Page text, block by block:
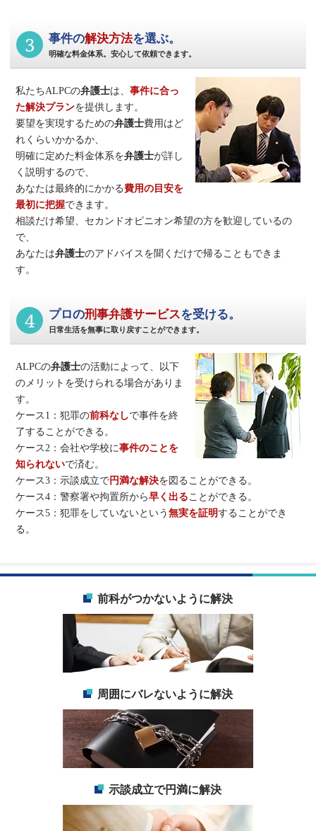
前科がつかないように解決
周囲にバレないように解決
示談成立で円満に解決
3 事件の解決方法を選ぶ。
明確な料金体系。安心して依頼できます。
私たちALPCの弁護士は、事件に合っ
た解決プランを提供します。
要望を実現するための弁護士費用はど
れくらいかかるか、
明確に定めた料金体系を弁護士が詳し
く説明するので、
あなたは最終的にかかる費用の目安を
最初に把握できます。
相談だけ希望、セカンドオピニオン希望の方を歓迎しているの
で、
あなたは弁護士のアドバイスを聞くだけで帰ることもできま
す。
4 プロの刑事弁護サービスを受ける。
日常生活を無事に取り戻すことができます。
ALPCの弁護士の活動によって、以下
のメリットを受けられる場合がありま
す。
ケース1：犯罪の前科なしで事件を終
了することができる。
ケース2：会社や学校に事件のことを
知られないで済む。
ケース3：示談成立で円満な解決を図ることができる。
ケース4：警察署や拘置所から早く出ることができる。
ケース5：犯罪をしていないという無実を証明することができ
る。